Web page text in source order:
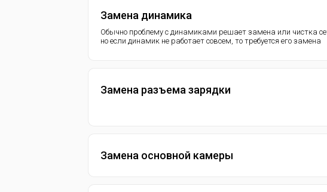
Замена динамика
Обычно проблему с динамиками решает замена или чистка
но если динамик не работает совсем, то требуется его замена
Замена разъема зарядки
Замена основной камеры